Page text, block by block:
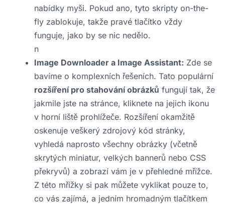
nabídky myši. Pokud ano, tyto skripty on-the-
fly zablokuje, takže pravé tlačítko vždy
funguje, jako by se nic nedělo.
n
Image Downloader a Image Assistant: Zde se
bavíme o komplexních řešeních. Tato populární
rozšíření pro stahování obrázků fungují tak, že
jakmile jste na stránce, kliknete na jejich ikonu
v horní liště prohlížeče. Rozšíření okamžitě
oskenuje veškerý zdrojový kód stránky,
vyhledá naprosto všechny obrázky (včetně
skrytých miniatur, velkých bannerů nebo CSS
překryvů) a zobrazí vám je v přehledné mřížce.
Z této mřížky si pak můžete vyklikat pouze to,
co vás zajímá, a jedním hromadným tlačítkem